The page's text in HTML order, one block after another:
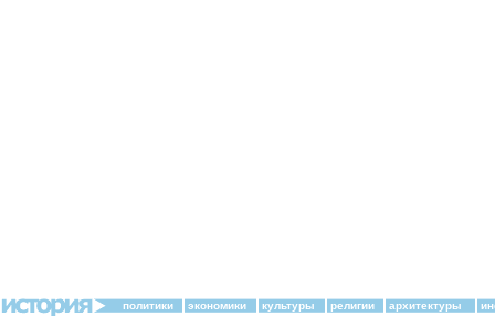
политики экономики культуры религии архитектуры